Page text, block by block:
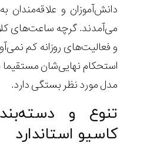
دانش‌آموزان و
می‌آمدند. گرچه ساعت‌های
و فعالیت‌های روزانه کم
استحکام نهایی‌شان مستقیما
مدل مورد نظر بستگی دارد.
تنوع و
کاسیو استاندارد